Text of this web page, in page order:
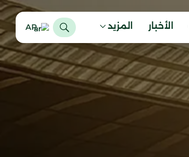
الأخبار المزيد AR